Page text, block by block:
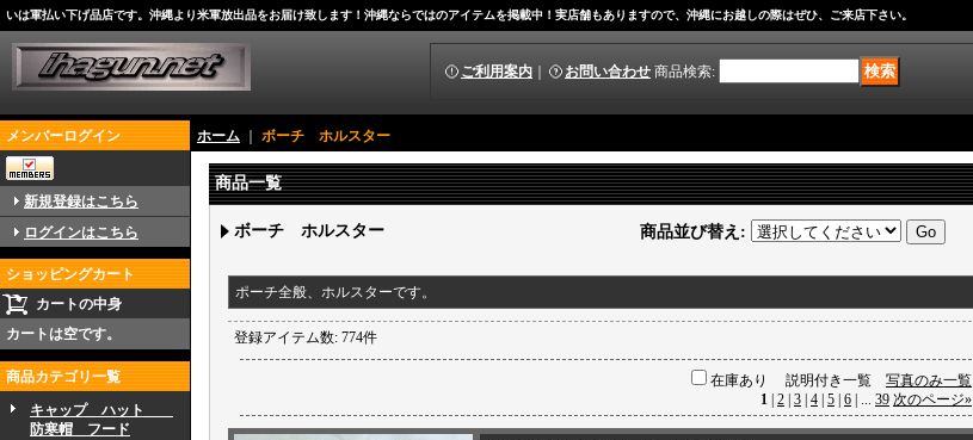
いは軍払い下げ品店です。沖縄より米軍放出品をお届け致します！沖縄ならではのアイテムを掲載中！実店舗もありますので、沖縄にお越しの際はぜひ、ご来店下さい。
ご利用案内 お問い合わせ 商品検索:
メンバーログイン
新規登録はこちら
ログインはこちら
ショッピングカート
カートの中身
カートは空です。
商品カテゴリ一覧
キャップ ハット
防寒帽 フード
ホーム ボーチ ホルスター
商品一覧
ボーチ ホルスター 商品並び替え :
ポーチ全般、ホルスターです。
登録アイテム数: 774件
在庫あり 説明付き一覧 写真のみ一覧
1 2 3 4 5 6 ... 39 次のページ»